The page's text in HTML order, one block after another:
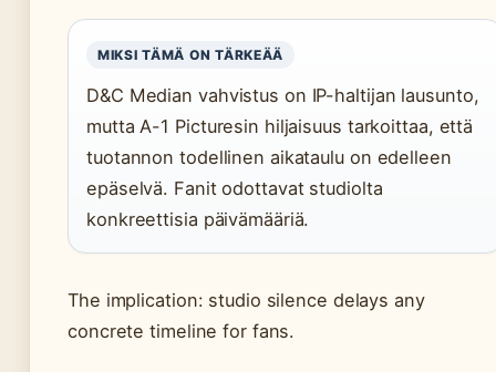
MIKSI TÄMÄ ON TÄRKEÄÄ
D&C Median vahvistus on IP-haltijan lausunto,
mutta A-1 Picturesin hiljaisuus tarkoittaa, että
tuotannon todellinen aikataulu on edelleen
epäselvä. Fanit odottavat studiolta
konkreettisia päivämääriä.
The implication: studio silence delays any
concrete timeline for fans.